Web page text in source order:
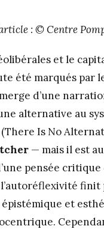
: © Centre
et le
été marqués par
d’une
alternative au
(There Is No
— mais il est
pensée critique
et